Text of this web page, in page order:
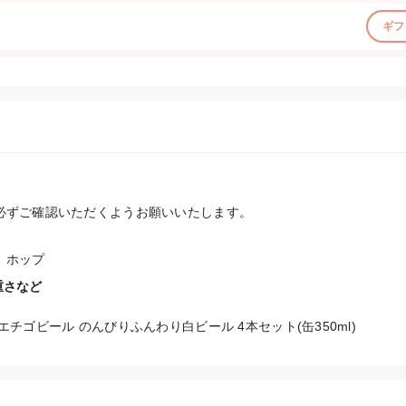
ギ
ご確認いただくようお願いいたします。
ホップ
さなど
チゴビール のんびりふんわり白ビール 4本セット(缶350ml)